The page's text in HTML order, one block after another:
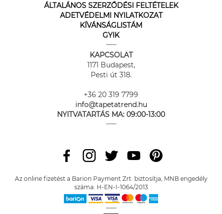
ÁLTALÁNOS SZERZŐDÉSI FELTÉTELEK
ADETVÉDELMI NYILATKOZAT
KÍVÁNSÁGLISTÁM
GYIK
KAPCSOLAT
1171 Budapest,
Pesti út 318.
+36 20 319 7799
info@tapetatrend.hu
NYITVATARTÁS MA: 09:00-13:00
Az online fizetést a Barion Payment Zrt. biztosítja, MNB engedély
száma: H-EN-I-1064/2013